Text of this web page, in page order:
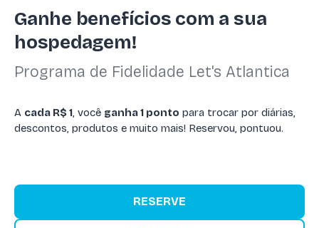
Ganhe benefícios com a sua
hospedagem!
Programa de Fidelidade Let's Atlantica
A cada R$ 1, você ganha 1 ponto para trocar por diárias,
descontos, produtos e muito mais! Reservou, pontuou.
RESERVE